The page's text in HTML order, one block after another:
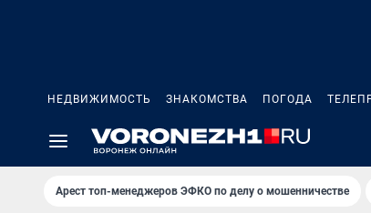
НЕДВИЖИМОСТЬ ЗНАКОМСТВА ПОГОДА
Арест топ-менеджеров ЭФКО по делу о мошенничестве